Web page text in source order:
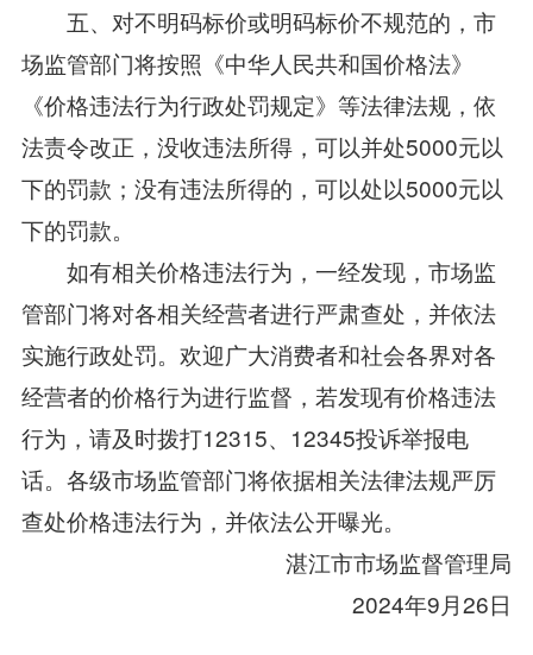
五、对不明码标价或明码标价不规范的，市
场监管部门将按照《中华人民共和国价格法》
《价格违法行为行政处罚规定》等法律法规，依
法责令改正，没收违法所得，可以并处5000元以
下的罚款；没有违法所得的，可以处以5000元以
下的罚款。
如有相关价格违法行为，一经发现，市场监
管部门将对各相关经营者进行严肃查处，并依法
实施行政处罚。欢迎广大消费者和社会各界对各
经营者的价格行为进行监督，若发现有价格违法
行为，请及时拨打12315、12345投诉举报电
话。各级市场监管部门将依据相关法律法规严厉
查处价格违法行为，并依法公开曝光。
湛江市市场监督管理局
2024年9月26日